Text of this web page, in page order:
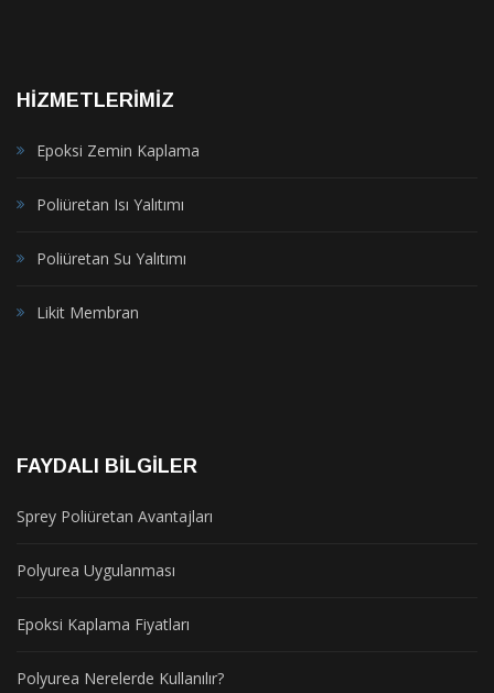
HIZMETLERIMIZ
Epoksi Zemin Kaplama
Poliüretan Isı Yalıtımı
Poliüretan Su Yalıtımı
Likit Membran
FAYDALI BILGILER
Sprey Poliüretan Avantajları
Polyurea Uygulanması
Epoksi Kaplama Fiyatları
Polyurea Nerelerde Kullanılır?